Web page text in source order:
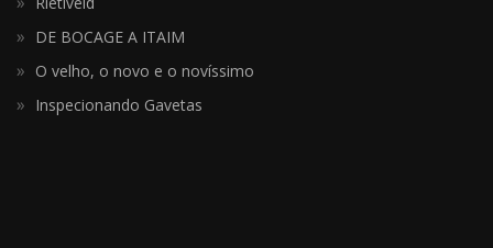
DE BOCAGE A ITAIM
O velho, o novo e o novíssimo
Inspecionando Gavetas